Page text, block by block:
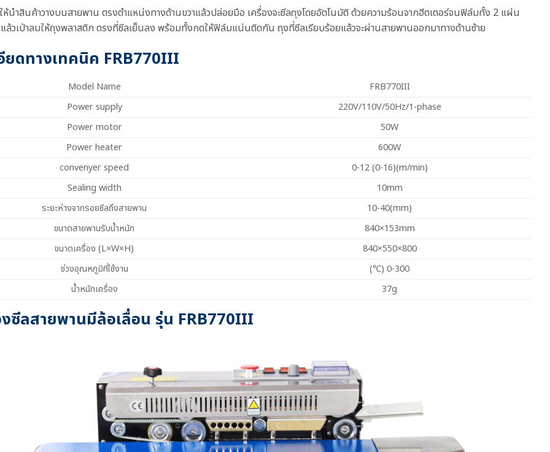
ห้นำสินค้าวางบนสายพาน ตรงตำแหน่งทางด้านขวาแล้วปล่อยมือ เครื่องจะซีลถุงโดยอัตโนมัติ ด้วยความร้อนจากฮีตเตอร์จนฟิล์มทั้ง 2 แผ่น
แล้วเป่าลมให้ถุงพลาสติก ตรงที่ซีลเย็นลง พร้อมทั้งกดให้ฟิล์มแน่นติดกัน ถุงที่ซีลเรียบร้อยแล้วจะผ่านสายพานออกมาทางด้านซ้าย
ยดทางเทคนิค FRB770III
Model Name
FRB770III
Power supply
220V/110V/50Hz/1-phase
Power motor
50W
Power heater
600W
convenyer speed
0-12 (0-16)(m/min)
Sealing width
10mm
ระยะห่างจากรอยซีลถึงสายพาน
10-40(mm)
ขนาดสายพานรับน้ำหนัก
840×153mm
ขนาดเครื่อง (L×W×H)
840×550×800
ช่วงอุณหภูมิที่ใช้งาน
(℃) 0-300
น้ำหนักเครื่อง
37g
ซีลสายพานมีล้อเลื่อน รุ่น FRB770III